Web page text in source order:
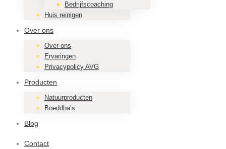
Bedrijfscoaching
Huis reinigen
Over ons
Over ons
Ervaringen
Privacypolicy AVG
Producten
Natuurproducten
Boeddha’s
Blog
Contact